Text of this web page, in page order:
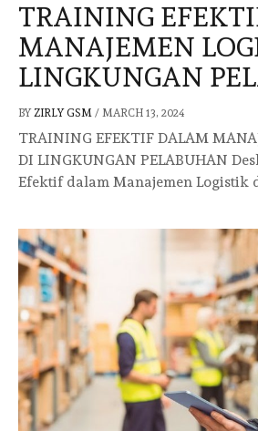
TRAINING
MANAJEMEN
LINGKUNGAN
BY ZIRLY GSM / MARCH 13, 2024
TRAINING EFEKTIF DALAM
DI LINGKUNGAN PELABUHAN
Efektif dalam Manajemen Logistik